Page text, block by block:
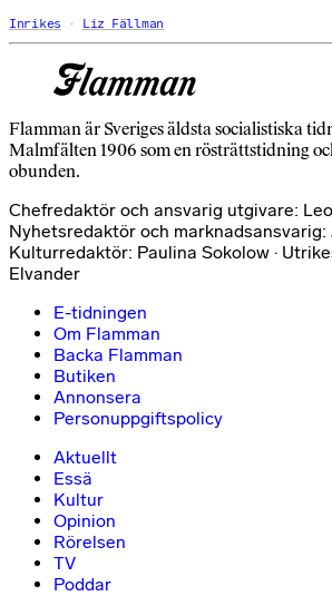
Inrikes Liz Fällman
Flamman är Sveriges äldsta socialistiska
Malmfälten 1906 som en rösträttstidning
obunden.
Chefredaktör och ansvarig utgivare:
Nyhetsredaktör och marknadsansvarig:
Kulturredaktör: Paulina Sokolow ·
Elvander
E-tidningen
Om Flamman
Backa Flamman
Butiken
Annonsera
Personuppgiftspolicy
Aktuellt
Essä
Kultur
Opinion
Rörelsen
TV
Poddar